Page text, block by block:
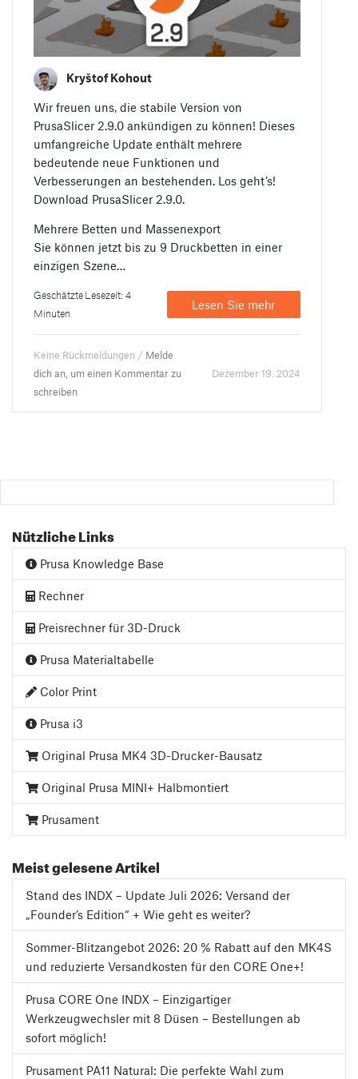
Kryštof Kohout
Wir freuen uns, die stabile Version von
PrusaSlicer 2.9.0 ankündigen zu können! Dieses
umfangreiche Update enthält mehrere
bedeutende neue Funktionen und
Verbesserungen an bestehenden. Los geht’s!
Download PrusaSlicer 2.9.0.
Mehrere Betten und Massenexport
Sie können jetzt bis zu 9 Druckbetten in einer
einzigen Szene…
Geschätzte Lesezeit: 4
Minuten
Lesen Sie mehr
Keine Rückmeldungen / Melde
dich an, um einen Kommentar zu
schreiben
Dezember 19. 2024
Nützliche Links
Prusa Knowledge Base
Rechner
Preisrechner für 3D-Druck
Prusa Materialtabelle
Color Print
Prusa i3
Original Prusa MK4 3D-Drucker-Bausatz
Original Prusa MINI+ Halbmontiert
Prusament
Meist gelesene Artikel
Stand des INDX – Update Juli 2026: Versand der
„Founder’s Edition“ + Wie geht es weiter?
Sommer-Blitzangebot 2026: 20 % Rabatt auf den MK4S
und reduzierte Versandkosten für den CORE One+!
Prusa CORE One INDX – Einzigartiger
Werkzeugwechsler mit 8 Düsen – Bestellungen ab
sofort möglich!
Prusament PA11 Natural: Die perfekte Wahl zum